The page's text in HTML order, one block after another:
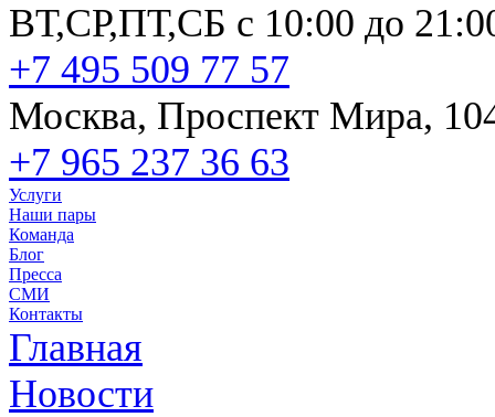
ВТ,СР,ПТ,СБ с 10:00 до
+7 495 509 77 57
Москва, Проспект Мира,
+7 965 237 36 63
Услуги
Наши пары
Команда
Блог
Пресса
СМИ
Контакты
Главная
Новости